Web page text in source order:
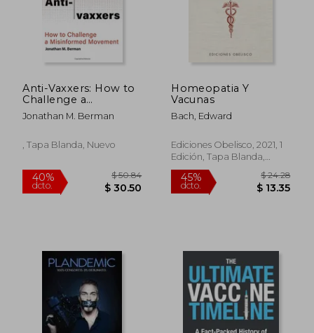
45%
dcto.
40%
Anti-Vaxxers: How to
Challenge a
Misinformed
Movement
Jonathan M. Berman
, Tapa Blanda, Nuevo
Homeopatia Y
Vacunas
Bach, Edward
Ediciones Obelisco, 2021, 1
Edición, Tapa Blanda,
Nuevo